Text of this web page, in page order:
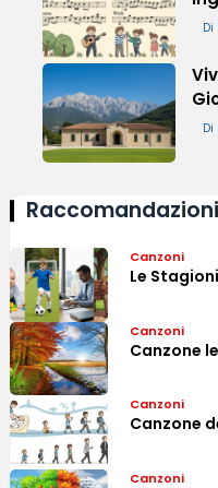
Di
Di
Raccomandazioni
Canzoni
Le
Canzoni
Canzone
Canzoni
Canzone
Canzoni